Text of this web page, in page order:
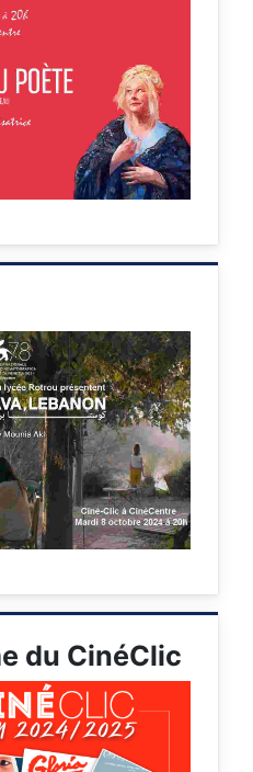
du CinéClic